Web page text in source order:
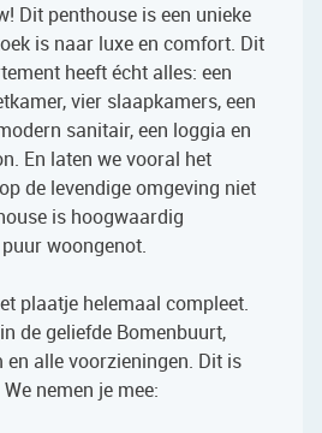
Dit penthouse is een unieke
is naar luxe en comfort. Dit
heeft écht alles: een
vier slaapkamers, een
sanitair, een loggia en
En laten we vooral het
de levendige omgeving niet
is hoogwaardig
woongenot.
plaatje helemaal compleet.
de geliefde Bomenbuurt,
alle voorzieningen. Dit is
nemen je mee: